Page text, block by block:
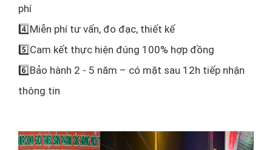
phí
4️⃣Miễn phí tư vấn, đo đạc, thiết kế
5️⃣Cam kết thực hiện đúng 100% hợp đồng
6️⃣Bảo hành 2 - 5 năm – có mặt sau 12h tiếp nhận
thông tin